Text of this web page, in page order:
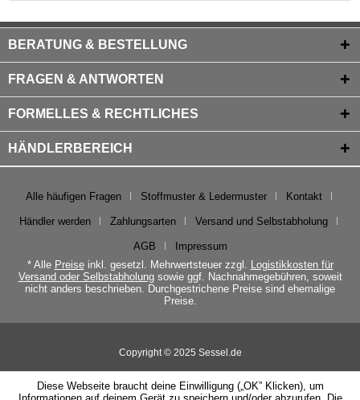
BERATUNG & BESTELLUNG
FRAGEN & ANTWORTEN
FORMELLES & RECHTLICHES
HÄNDLERBEREICH
Alle häufigen Fragen Stoffmuster & Ledermuster Kontakt
Händler werden Zahlungsarten Versand und Selbstabholung
AGB
Impressum
* Alle Preiseinkl. gesetzl. Mehrwertsteuer zzgl. Logistikkosten für
Versand oder Selbstabholungsowie ggf. Nachnahmegebühren, soweit
nicht anders beschrieben. Durchgestrichene Preise sind ehemalige
Preise.
Copyright © 2025 Sessel.de
Diese Webseite braucht deine Einwilligung („OK” Klicken), um